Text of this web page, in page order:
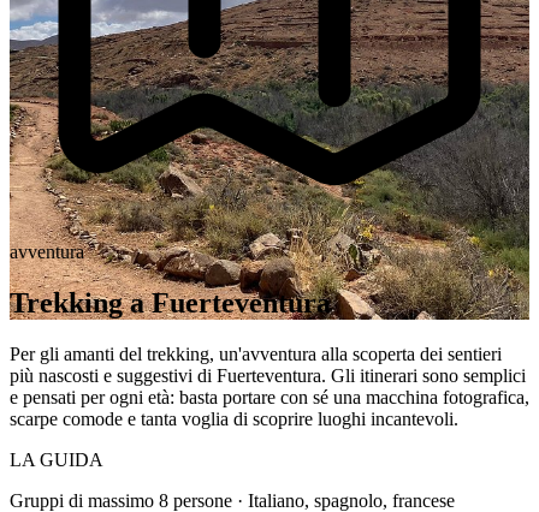
avventura
Trekking a Fuerteventura
Per gli amanti del trekking, un'avventura alla scoperta dei sentieri
più nascosti e suggestivi di Fuerteventura. Gli itinerari sono semplici
e pensati per ogni età: basta portare con sé una macchina fotografica,
scarpe comode e tanta voglia di scoprire luoghi incantevoli.
LA GUIDA
Gruppi di massimo 8 persone · Italiano, spagnolo, francese